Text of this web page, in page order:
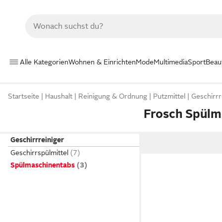
Alle KategorienWohnen & EinrichtenModeMultimediaSport
Startseite Haushalt Reinigung & Ordnung Putzmittel
Frosch
Geschirrreiniger
Geschirrspülmittel
Spülmaschinentabs